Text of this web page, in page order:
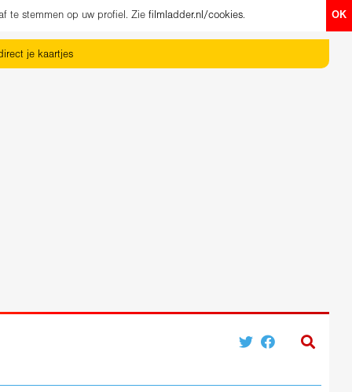
OK
te stemmen op uw profiel. Zie filmladder.nl/cookies.
je kaartjes